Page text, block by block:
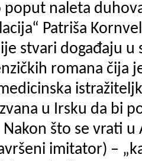
naleta
Patriša
stvari događaju u
romana čija
u Irsku da bi
što se vrati u
imitator) –